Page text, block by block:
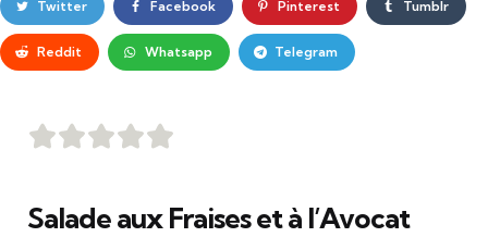
Twitter Facebook Pinterest Tumblr
Reddit Whatsapp Telegram
Salade aux Fraises et à l’Avocat